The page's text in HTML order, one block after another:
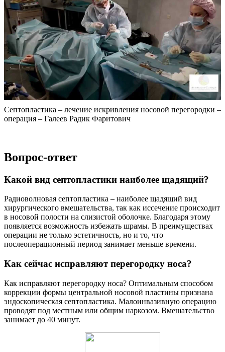
Септопластика – лечение искривления носовой перегородки –
операция – Галеев Радик Фаритович
Вопрос-ответ
Какой вид септопластики наиболее щадящий?
Радиоволновая септопластика – наиболее щадящий вид
хирургического вмешательства, так как иссечение происходит
в носовой полости на слизистой оболочке. Благодаря этому
появляется возможность избежать шрамы. В преимуществах
операции не только эстетичность, но и то, что
послеоперационный период занимает меньше времени.
Как сейчас исправляют перегородку носа?
Как исправляют перегородку носа? Оптимальным способом
коррекции формы центральной носовой пластины признана
эндоскопическая септопластика. Малоинвазивную операцию
проводят под местным или общим наркозом. Вмешательство
занимает до 40 минут.